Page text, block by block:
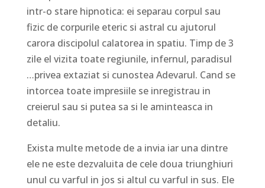
intr-o stare hipnotica: ei separau corpul sau
fizic de corpurile eteric si astral cu ajutorul
carora discipolul calatorea in spatiu. Timp de 3
zile el vizita toate regiunile, infernul, paradisul
…privea extaziat si cunostea Adevarul. Cand se
intorcea toate impresiile se inregistrau in
creierul sau si putea sa si le aminteasca in
detaliu.
Exista multe metode de a invia iar una dintre
ele ne este dezvaluita de cele doua triunghiuri
unul cu varful in jos si altul cu varful in sus. Ele